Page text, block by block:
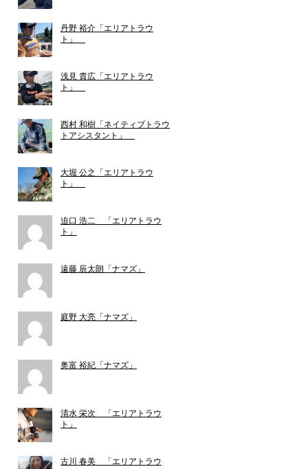
丹野 裕介「エリアトラウ
ト」
浅見 貴広「エリアトラウ
ト」
西村 和樹「ネイティブトラウ
トアシスタント」
大堀 公之「エリアトラウ
ト」
迫口 浩二 「エリアトラウ
ト」
遠藤 辰太朗「ナマズ」
庭野 大亮「ナマズ」
奥富 裕紀「ナマズ」
清水 栄次 「エリアトラウ
ト」
古川 春美 「エリアトラウ